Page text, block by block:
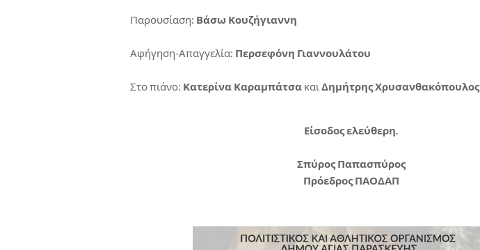
Παρουσίαση: Βάσω Κουζήγιαννη
Αφήγηση-Απαγγελία: Περσεφόνη Γιαννουλάτου
Στο πιάνο: Κατερίνα Καραμπάτσα και Δημήτρης Χρυσανθακόπουλος
Είσοδος ελεύθερη.
Σπύρος Παπασπύρος
Πρόεδρος ΠΑΟΔΑΠ